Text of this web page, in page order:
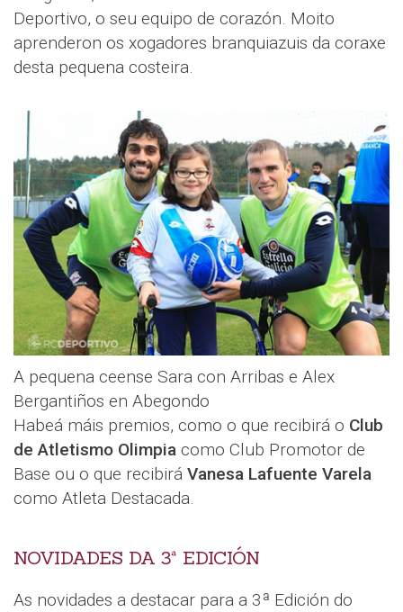
Deportivo, o seu equipo de corazón. Moito
aprenderon os xogadores branquiazuis da coraxe
desta pequena costeira.
A pequena ceense Sara con Arribas e Alex
Bergantiños en Abegondo
Habeá máis premios, como o que recibirá o Club
de Atletismo Olimpia como Club Promotor de
Base ou o que recibirá Vanesa Lafuente Varela
como Atleta Destacada.
NOVIDADES DA 3ª EDICIÓN
As novidades a destacar para a 3ª Edición do